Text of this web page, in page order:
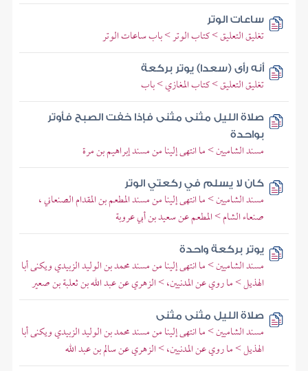
ساعات الوتر
تغليق التعليق > كتاب الوتر > باب ساعات الوتر
أنه رأى (سعدا) يوتر بركعة
تغليق التعليق > كتاب المغازي > باب
صلاة الليل مثنى مثنى فإذا خفت الصبح فأوتر
بواحدة
مسند الشاميين > ما انتهى إلينا من مسند إبراهيم بن مرة
كان لا يسلم في ركعتي الوتر
مسند الشاميين > ما انتهى إلينا من مسند المطعم بن المقدام الصنعاني ،
صنعاء الشام > المطعم عن سعيد بن أبي عروبة
يوتر بركعة واحدة
مسند الشاميين > ما انتهى إلينا من مسند محمد بن الوليد الزبيدي ويكنى أبا
الهذيل > ما روي عن المدنيين، > الزهري عن عبد الله بن ثعلبة بن صعير
صلاة الليل مثنى مثنى
مسند الشاميين > ما انتهى إلينا من مسند محمد بن الوليد الزبيدي ويكنى أبا
الهذيل > ما روي عن المدنيين، > الزهري عن سالم بن عبد الله